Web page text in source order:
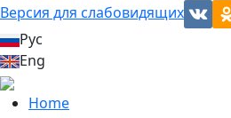
Версия для слабовидящих
Рус
Eng
Home